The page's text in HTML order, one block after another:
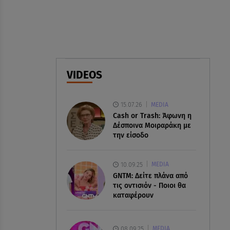
08.08.26 , 23:30
Greek Mafia: Χειροπέδες σε
«Πίτμπουλ» και «Μπουλντόγκ»
VIDEOS
15.07.26 MEDIA
Cash or Trash: Άφωνη η
Δέσποινα Μοιραράκη με
την είσοδο
10.09.25 MEDIA
GNTM: Δείτε πλάνα από
τις οντισιόν - Ποιοι θα
καταφέρουν